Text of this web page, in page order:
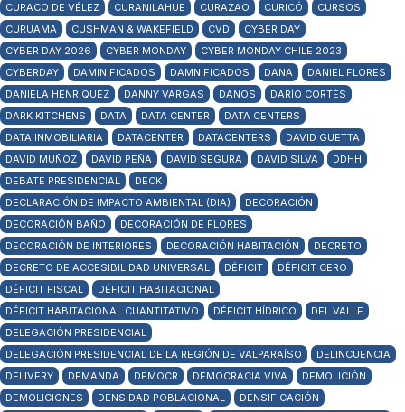
CURACO DE VÉLEZ
CURANILAHUE CURAZAO CURICÓ
CURSOS
CURUAMA
CUSHMAN & WAKEFIELD CVD
CYBER DAY
CYBER DAY 2026
CYBER MONDAY
CYBER MONDAY CHILE 2023
CYBERDAY
DAMINIFICADOS DAMNIFICADOS DANA
DANIEL FLORES
DANIELA HENRÍQUEZ
DANNY VARGAS DAÑOS
DARÍO CORTÉS
DARK KITCHENS
DATA DATA CENTER
DATA CENTERS
DATA INMOBILIARIA
DATACENTER DATACENTERS
DAVID GUETTA
DAVID MUÑOZ
DAVID PEÑA DAVID SEGURA DAVID SILVA
DDHH
DEBATE PRESIDENCIAL
DECK
DECLARACIÓN DE IMPACTO AMBIENTAL (DIA)
DECORACIÓN
DECORACIÓN BAÑO
DECORACIÓN DE FLORES
DECORACIÓN DE INTERIORES
DECORACIÓN HABITACIÓN
DECRETO
DECRETO DE ACCESIBILIDAD UNIVERSAL
DÉFICIT
DÉFICIT CERO
DÉFICIT FISCAL
DÉFICIT HABITACIONAL
DÉFICIT HABITACIONAL CUANTITATIVO
DÉFICIT HÍDRICO
DEL VALLE
DELEGACIÓN PRESIDENCIAL
DELEGACIÓN PRESIDENCIAL DE LA REGIÓN DE VALPARAÍSO
DELINCUENCIA
DELIVERY
DEMANDA DEMOCR DEMOCRACIA VIVA
DEMOLICIÓN
DEMOLICIONES
DENSIDAD POBLACIONAL
DENSIFICACIÓN